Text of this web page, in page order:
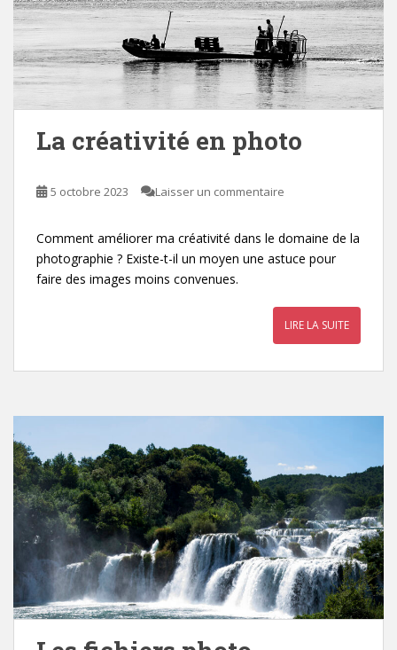
La créativité en photo
5 octobre 2023 Laisser un commentaire
Comment améliorer ma créativité dans le domaine de la
photographie ? Existe-t-il un moyen une astuce pour
faire des images moins convenues.
LIRE LA SUITE